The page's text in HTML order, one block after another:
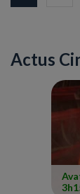
Actus